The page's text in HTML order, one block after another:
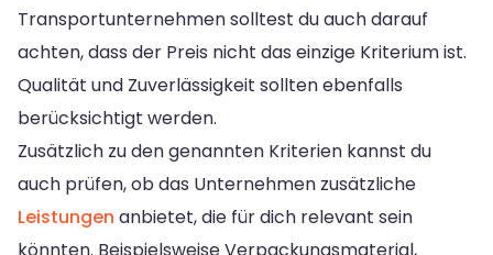
Transportunternehmen solltest du auch darauf
achten, dass der Preis nicht das einzige Kriterium ist.
Qualität und Zuverlässigkeit sollten ebenfalls
berücksichtigt werden.
Zusätzlich zu den genannten Kriterien kannst du
auch prüfen, ob das Unternehmen zusätzliche
Leistungen anbietet, die für dich relevant sein
könnten. Beispielsweise Verpackungsmaterial,